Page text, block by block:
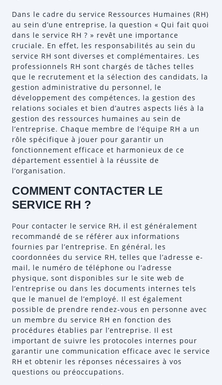
Dans le cadre du service Ressources Humaines (RH)
au sein d’une entreprise, la question « Qui fait quoi
dans le service RH ? » revêt une importance
cruciale. En effet, les responsabilités au sein du
service RH sont diverses et complémentaires. Les
professionnels RH sont chargés de tâches telles
que le recrutement et la sélection des candidats, la
gestion administrative du personnel, le
développement des compétences, la gestion des
relations sociales et bien d’autres aspects liés à la
gestion des ressources humaines au sein de
l’entreprise. Chaque membre de l’équipe RH a un
rôle spécifique à jouer pour garantir un
fonctionnement efficace et harmonieux de ce
département essentiel à la réussite de
l’organisation.
COMMENT CONTACTER LE
SERVICE RH ?
Pour contacter le service RH, il est généralement
recommandé de se référer aux informations
fournies par l’entreprise. En général, les
coordonnées du service RH, telles que l’adresse e-
mail, le numéro de téléphone ou l’adresse
physique, sont disponibles sur le site web de
l’entreprise ou dans les documents internes tels
que le manuel de l’employé. Il est également
possible de prendre rendez-vous en personne avec
un membre du service RH en fonction des
procédures établies par l’entreprise. Il est
important de suivre les protocoles internes pour
garantir une communication efficace avec le service
RH et obtenir les réponses nécessaires à vos
questions ou préoccupations.